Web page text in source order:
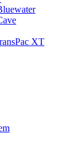
XT